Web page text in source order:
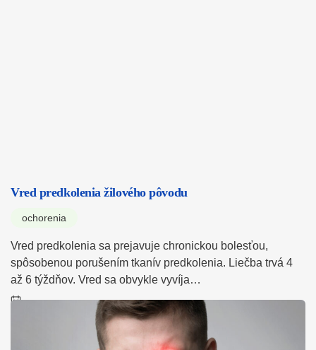
Vred predkolenia žilového pôvodu
ochorenia
Vred predkolenia sa prejavuje chronickou bolesťou,
spôsobenou porušením tkanív predkolenia. Liečba trvá 4
až 6 týždňov. Vred sa obvykle vyvíja…